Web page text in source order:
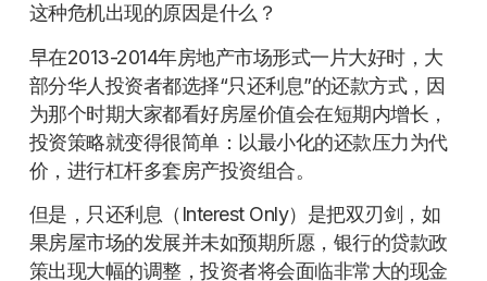
这种危机出现的原因是什么？
早在2013-2014年房地产市场形式一片大好时，大
部分华人投资者都选择“只还利息”的还款方式，因
为那个时期大家都看好房屋价值会在短期内增长，
投资策略就变得很简单：以最小化的还款压力为代
价，进行杠杆多套房产投资组合。
但是，只还利息（Interest Only）是把双刃剑，如
果房屋市场的发展并未如预期所愿，银行的贷款政
策出现大幅的调整，投资者将会面临非常大的现金